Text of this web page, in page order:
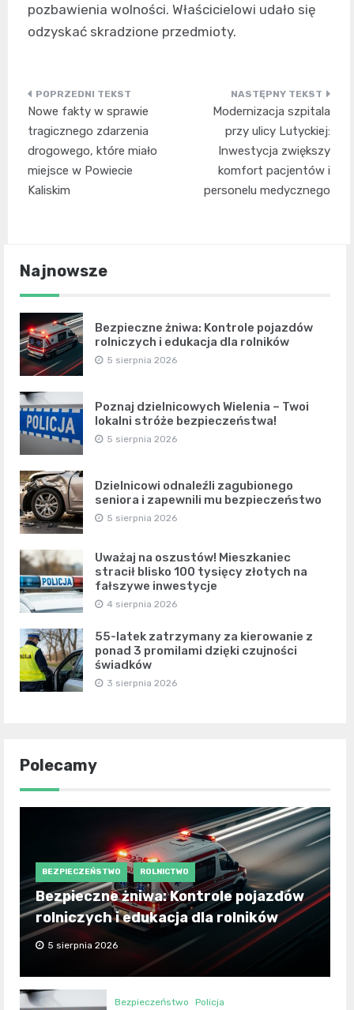
pozbawienia wolności. Właścicielowi udało się
odzyskać skradzione przedmioty.
Nawigacja
wpisu
Nowe fakty w sprawie
tragicznego zdarzenia
drogowego, które miało
miejsce w Powiecie
Kaliskim
Modernizacja szpitala
przy ulicy Lutyckiej:
Inwestycja zwiększy
komfort pacjentów i
personelu medycznego
Najnowsze
Bezpieczne żniwa: Kontrole pojazdów
rolniczych i edukacja dla rolników
5 sierpnia 2026
Poznaj dzielnicowych Wielenia – Twoi
lokalni stróże bezpieczeństwa!
5 sierpnia 2026
Dzielnicowi odnaleźli zagubionego
seniora i zapewnili mu bezpieczeństwo
5 sierpnia 2026
Uważaj na oszustów! Mieszkaniec
stracił blisko 100 tysięcy złotych na
fałszywe inwestycje
4 sierpnia 2026
55-latek zatrzymany za kierowanie z
ponad 3 promilami dzięki czujności
świadków
3 sierpnia 2026
Polecamy
BEZPIECZEŃSTWO ROLNICTWO
Bezpieczne żniwa: Kontrole pojazdów
rolniczych i edukacja dla rolników
5 sierpnia 2026
Bezpieczeństwo Policja